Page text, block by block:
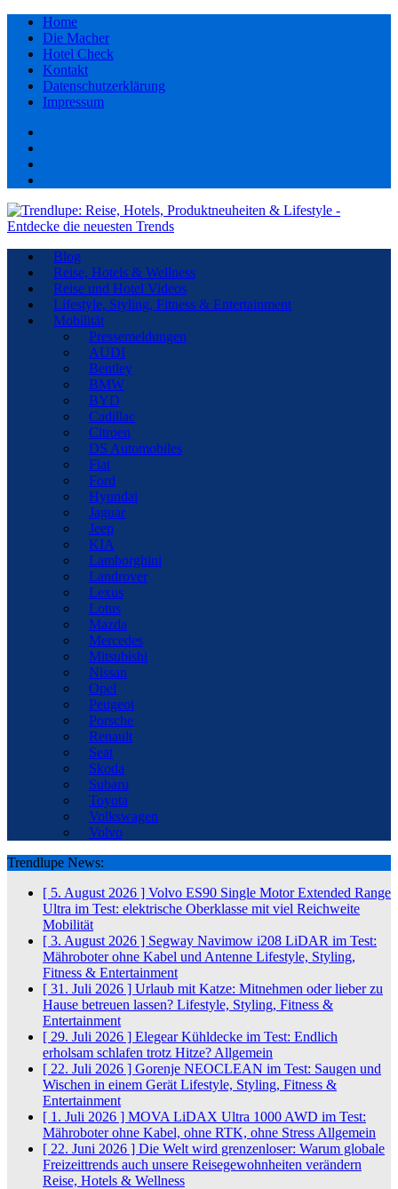
Home
Die Macher
Hotel Check
Kontakt
Datenschutzerklärung
Impressum
Blog
Reise, Hotels & Wellness
Reise und Hotel Videos
Lifestyle, Styling, Fitness & Entertainment
Mobilität
Pressemeldungen
AUDI
Bentley
BMW
BYD
Cadillac
Citroen
DS Automobiles
Fiat
Ford
Hyundai
Jaguar
Jeep
KIA
Lamborghini
Landrover
Lexus
Lotus
Mazda
Mercedes
Mitsubishi
Nissan
Opel
Peugeot
Porsche
Renault
Seat
Skoda
Subaru
Toyota
Volkswagen
Volvo
Trendlupe News:
[ 5. August 2026 ] Volvo ES90 Single Motor Extended Range
Ultra im Test: elektrische Oberklasse mit viel Reichweite
Mobilität
[ 3. August 2026 ] Segway Navimow i208 LiDAR im Test:
Mähroboter ohne Kabel und Antenne Lifestyle, Styling,
Fitness & Entertainment
[ 31. Juli 2026 ] Urlaub mit Katze: Mitnehmen oder lieber zu
Hause betreuen lassen? Lifestyle, Styling, Fitness &
Entertainment
[ 29. Juli 2026 ] Elegear Kühldecke im Test: Endlich
erholsam schlafen trotz Hitze? Allgemein
[ 22. Juli 2026 ] Gorenje NEOCLEAN im Test: Saugen und
Wischen in einem Gerät Lifestyle, Styling, Fitness &
Entertainment
[ 1. Juli 2026 ] MOVA LiDAX Ultra 1000 AWD im Test:
Mähroboter ohne Kabel, ohne RTK, ohne Stress Allgemein
[ 22. Juni 2026 ] Die Welt wird grenzenloser: Warum globale
Freizeittrends auch unsere Reisegewohnheiten verändern
Reise, Hotels & Wellness